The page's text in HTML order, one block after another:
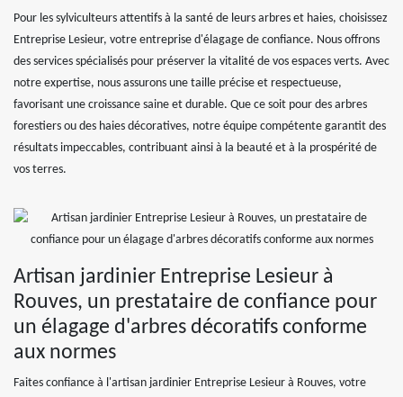
Pour les sylviculteurs attentifs à la santé de leurs arbres et haies, choisissez
Entreprise Lesieur, votre entreprise d'élagage de confiance. Nous offrons
des services spécialisés pour préserver la vitalité de vos espaces verts. Avec
notre expertise, nous assurons une taille précise et respectueuse,
favorisant une croissance saine et durable. Que ce soit pour des arbres
forestiers ou des haies décoratives, notre équipe compétente garantit des
résultats impeccables, contribuant ainsi à la beauté et à la prospérité de
vos terres.
Artisan jardinier Entreprise Lesieur à
Rouves, un prestataire de confiance pour
un élagage d'arbres décoratifs conforme
aux normes
Faites confiance à l'artisan jardinier Entreprise Lesieur à Rouves, votre